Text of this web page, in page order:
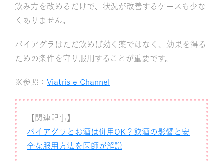
飲み方を改めるだけで、状況が改善するケースも少な
くありません。
バイアグラはただ飲めば効く薬ではなく、効果を得る
ための条件を守り服用することが重要です。
※参照： Viatris e Channel
【関連記事】
バイアグラとお酒は併用OK？飲酒の影響と安
全な服用方法を医師が解説